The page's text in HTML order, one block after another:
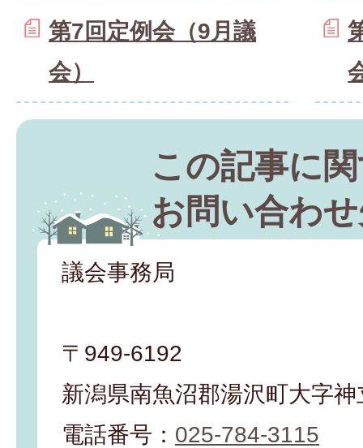
第7回定例会（9月議
会）
この記事に
お問い合わ
議会事務局
〒949-6192
新潟県南魚沼郡湯沢町大字
電話番号： 025-784-3115